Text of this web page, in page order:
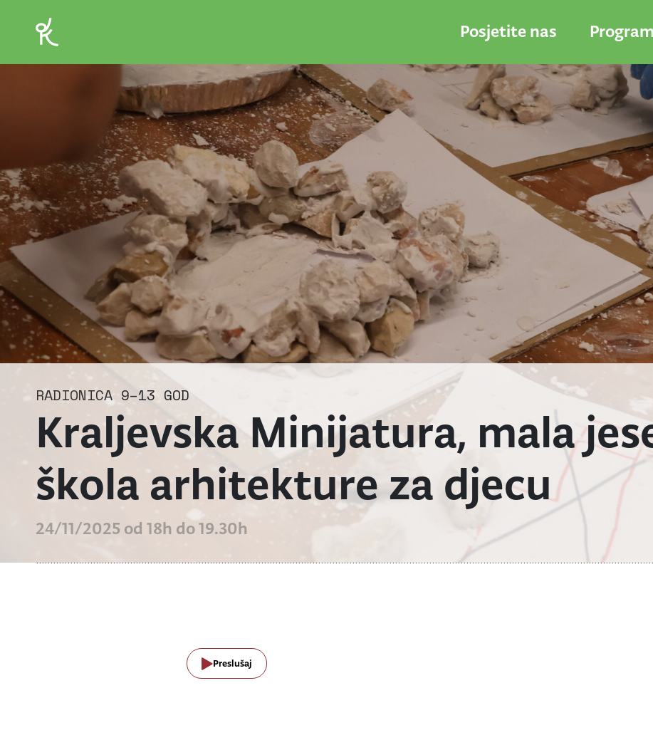
Posjetite nas Program
RADIONICA 9–13 GOD
Kraljevska Minijatura, mala
škola arhitekture za djecu
24/11/2025 od 18h do 19.30h
Preslušaj